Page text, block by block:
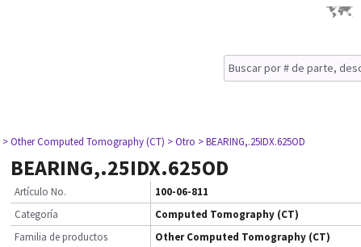
> Other Computed Tomography (CT) > Otro > BEARING,.25IDX.625OD
BEARING,.25IDX.625OD
Artículo No.
100-06-811
Categoría
Computed Tomography (CT)
Familia de productos
Other Computed Tomography (CT)